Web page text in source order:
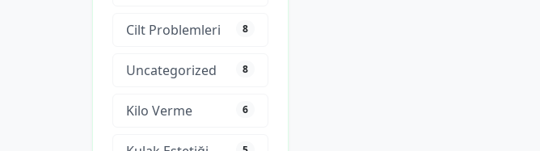
Cilt Problemleri 8
Uncategorized 8
Kilo Verme 6